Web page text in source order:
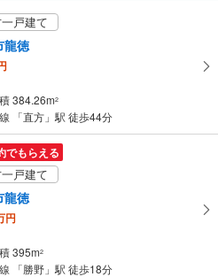
戸建て
龍徳
384.26m2
「直方」駅 徒歩44分
でもらえる
戸建て
龍徳
円
395m2
「勝野」駅 徒歩18分